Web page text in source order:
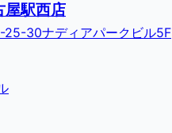
屋駅西店
25-30ナディアパークビル5F